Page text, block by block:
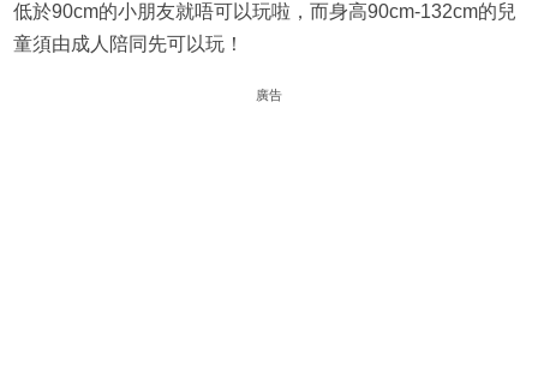
低於90cm的小朋友就唔可以玩啦，而身高90cm-132cm的兒
童須由成人陪同先可以玩！
廣告